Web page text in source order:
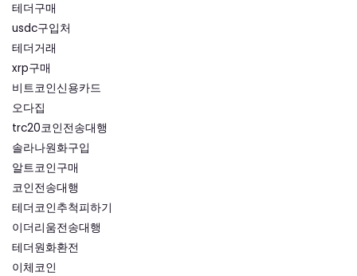
테더구매
usdc구입처
테더거래
xrp구매
비트코인신용카드
오다집
trc20코인전송대행
솔라나원화구입
알트코인구매
코인전송대행
테더코인추척피하기
이더리움전송대행
테더원화환전
이체코인